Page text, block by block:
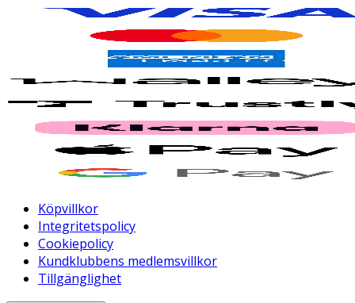
Köpvillkor
Integritetspolicy
Cookiepolicy
Kundklubbens medlemsvillkor
Tillgänglighet